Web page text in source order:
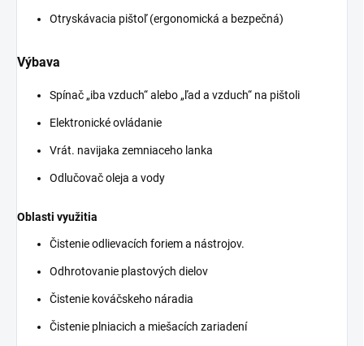
Otryskávacia pištoľ (ergonomická a bezpečná)
Výbava
Spínač „iba vzduch“ alebo „ľad a vzduch“ na pištoli
Elektronické ovládanie
Vrát. navijaka zemniaceho lanka
Odlučovač oleja a vody
Oblasti využitia
Čistenie odlievacích foriem a nástrojov.
Odhrotovanie plastových dielov
Čistenie kováčskeho náradia
Čistenie plniacich a miešacích zariadení